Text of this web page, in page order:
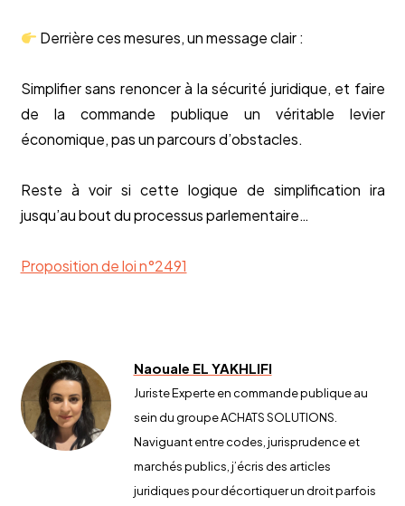
Derrière ces mesures, un message clair :
Simplifier sans renoncer à la sécurité juridique, et faire
de la commande publique un véritable levier
économique, pas un parcours d’obstacles.
Reste à voir si cette logique de simplification ira
jusqu’au bout du processus parlementaire…
Proposition de loi n°2491
Naouale EL YAKHLIFI
Juriste Experte en commande publique au
sein du groupe ACHATS SOLUTIONS.
Naviguant entre codes, jurisprudence et
marchés publics, j’écris des articles
juridiques pour décortiquer un droit parfois